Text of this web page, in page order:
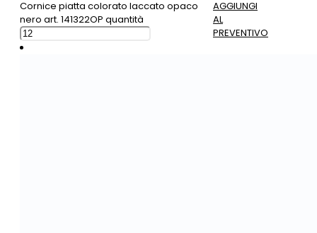
Cornice piatta colorato laccato opaco
nero art. 141322OP quantità
AGGIUNGI
AL
PREVENTIVO